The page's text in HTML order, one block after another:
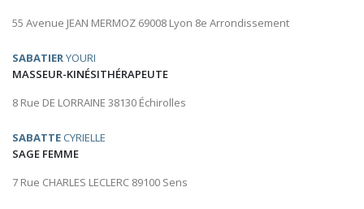
55 Avenue JEAN MERMOZ 69008 Lyon 8e Arrondissement
SABATIERYOURI
MASSEUR-KINÉSITHÉRAPEUTE
8 Rue DE LORRAINE 38130 Échirolles
SABATTE CYRIELLE
SAGE FEMME
7 Rue CHARLES LECLERC 89100 Sens